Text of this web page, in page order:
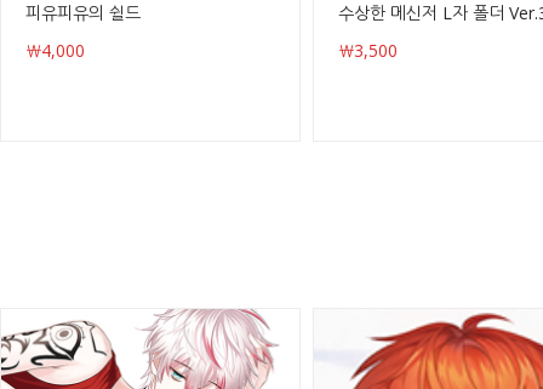
피유피유의 쉴드
￦4,000
수상한 메신저 L자 폴더
￦3,500